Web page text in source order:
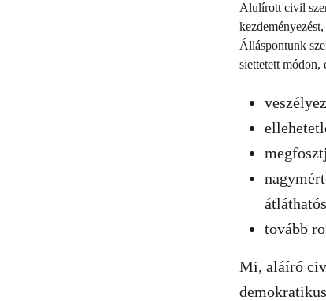
Alulírott civil
Álláspontunk
siettetett módon,
tovább
Mi, aláíró